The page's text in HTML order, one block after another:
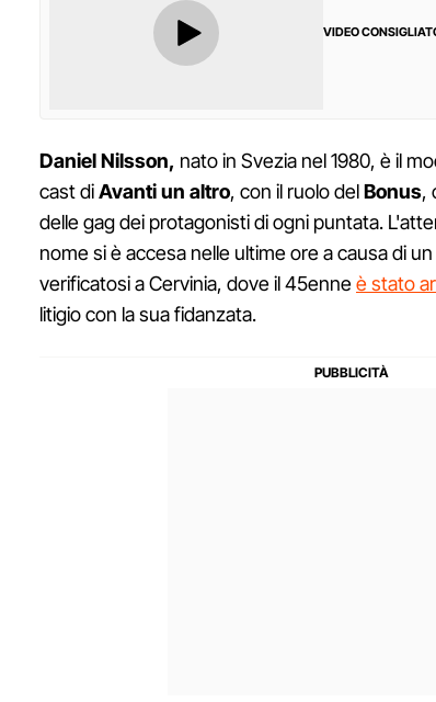
VIDEO
Daniel Nilsson, nato in Svezia nel 1980, è il
cast diAvanti un altro, con il ruolo delBonus,
delle gag dei protagonisti di ogni puntata.
nome si è accesa nelle ultime ore a causa di
verificatosi a Cervinia, dove il 45enneè stato
litigio con la sua fidanzata.